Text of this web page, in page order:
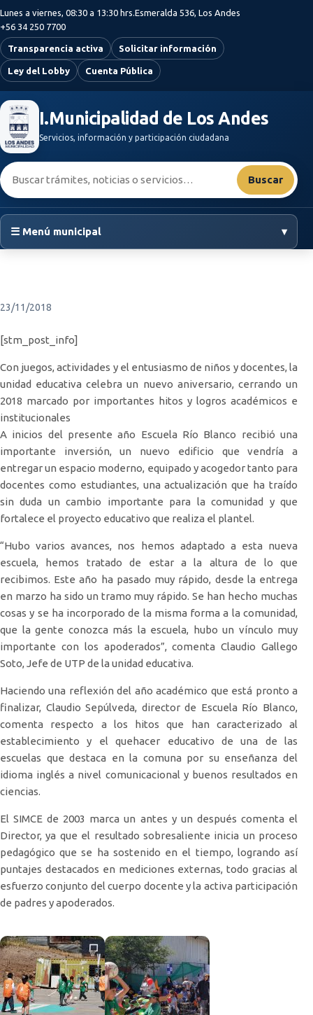
Saltar al contenido principal
Lunes a viernes, 08:30 a 13:30 hrs.Esmeralda 536, Los Andes
+56 34 250 7700
Transparencia activa Solicitar información
Ley del Lobby Cuenta Pública
I.Municipalidad de Los Andes
Servicios, información y participación ciudadana
Buscar:
Buscar
☰ Menú municipal ▾
23/11/2018
[stm_post_info]
Con juegos, actividades y el entusiasmo de niños y docentes, la
unidad educativa celebra un nuevo aniversario, cerrando un
2018 marcado por importantes hitos y logros académicos e
institucionales
A inicios del presente año Escuela Río Blanco recibió una
importante inversión, un nuevo edificio que vendría a
entregar un espacio moderno, equipado y acogedor tanto para
docentes como estudiantes, una actualización que ha traído
sin duda un cambio importante para la comunidad y que
fortalece el proyecto educativo que realiza el plantel.
“Hubo varios avances, nos hemos adaptado a esta nueva
escuela, hemos tratado de estar a la altura de lo que
recibimos. Este año ha pasado muy rápido, desde la entrega
en marzo ha sido un tramo muy rápido. Se han hecho muchas
cosas y se ha incorporado de la misma forma a la comunidad,
que la gente conozca más la escuela, hubo un vínculo muy
importante con los apoderados”, comenta Claudio Gallego
Soto, Jefe de UTP de la unidad educativa.
Haciendo una reflexión del año académico que está pronto a
finalizar, Claudio Sepúlveda, director de Escuela Río Blanco,
comenta respecto a los hitos que han caracterizado al
establecimiento y el quehacer educativo de una de las
escuelas que destaca en la comuna por su enseñanza del
idioma inglés a nivel comunicacional y buenos resultados en
ciencias.
El SIMCE de 2003 marca un antes y un después comenta el
Director, ya que el resultado sobresaliente inicia un proceso
pedagógico que se ha sostenido en el tiempo, logrando así
puntajes destacados en mediciones externas, todo gracias al
esfuerzo conjunto del cuerpo docente y la activa participación
de padres y apoderados.